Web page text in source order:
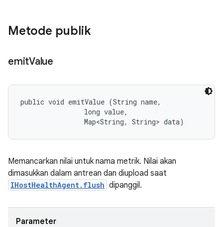
Metode publik
emitValue
public void emitValue (String name,
                long value,
                Map<String, String> data)
Memancarkan nilai untuk nama metrik. Nilai akan
dimasukkan dalam antrean dan diupload saat
IHostHealthAgent.flush dipanggil.
Parameter